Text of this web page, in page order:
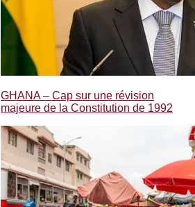
GHANA – Cap sur une révision
majeure de la Constitution de 1992